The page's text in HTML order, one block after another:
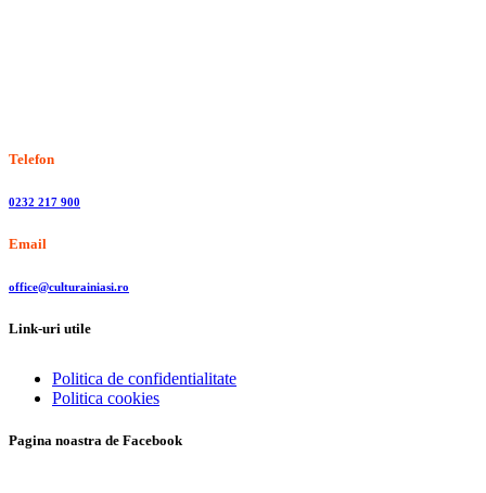
Telefon
0232 217 900
Email
office@culturainiasi.ro
Link-uri utile
Politica de confidentialitate
Politica cookies
Pagina noastra de Facebook